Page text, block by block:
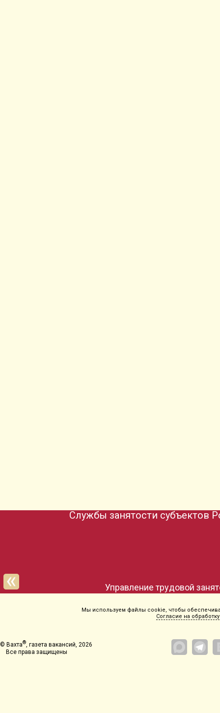
Службы занятости субъектов
Мы используем файлы cookie, чтобы
Согласие на обработку
© Вахта® , газета вакансий, 2026
Все права защищены